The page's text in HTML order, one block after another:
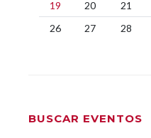
19 20 21
26
27 28
BUSCAR EVENTOS